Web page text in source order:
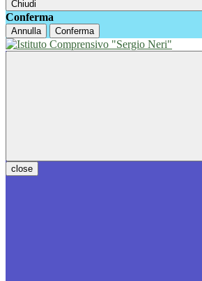
Chiudi
Conferma
Annulla Conferma
close